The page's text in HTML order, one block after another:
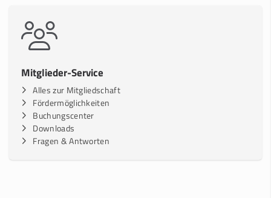
Mitglieder-Service
Alles zur Mitgliedschaft
Fördermöglichkeiten
Buchungscenter
Downloads
Fragen & Antworten